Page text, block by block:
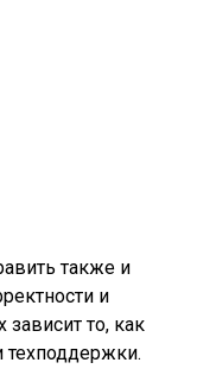
также и
и
то, как
техподдержки.